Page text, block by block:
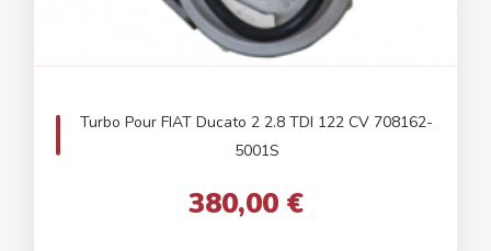
Turbo Pour FIAT Ducato 2 2.8 TDI 122 CV 708162-
5001S
380,00 €